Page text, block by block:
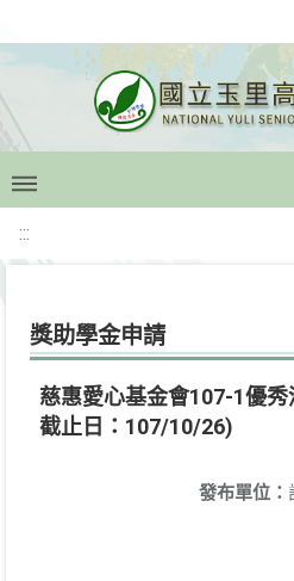
:::
獎助學金申請
慈惠愛心基金會107-1優
截止日：107/10/26)
發布單位：